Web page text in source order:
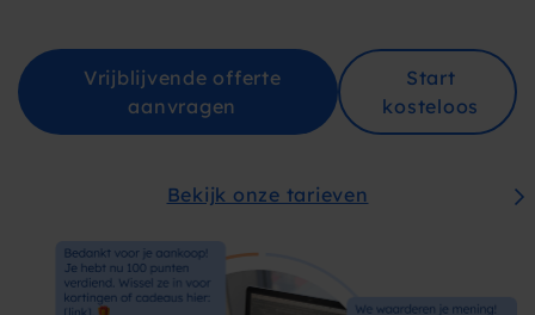
Vrijblijvende offerte
aanvragen
Start
kosteloos
Bekijk onze tarieven